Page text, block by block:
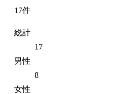
17件
総計
17
男性
8
女性